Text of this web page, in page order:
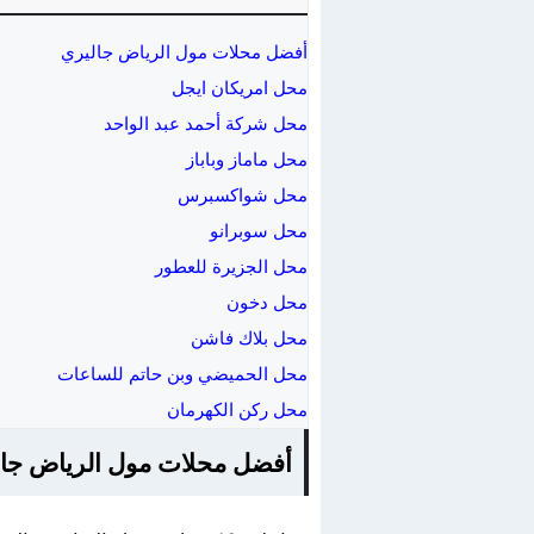
أفضل محلات مول الرياض جاليري
محل امريكان ايجل
محل شركة أحمد عبد الواحد
محل ماماز وباباز
محل شواكسبرس
محل سوبرانو
محل الجزيرة للعطور
محل دخون
محل بلاك فاشن
محل الحميضي وبن حاتم للساعات
محل ركن الكهرمان
أفضل محلات مول الرياض